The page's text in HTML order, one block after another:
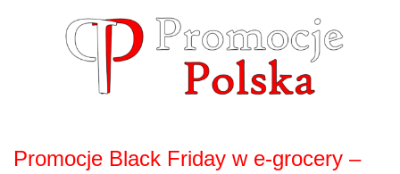
Promocje Black Friday w e-grocery –